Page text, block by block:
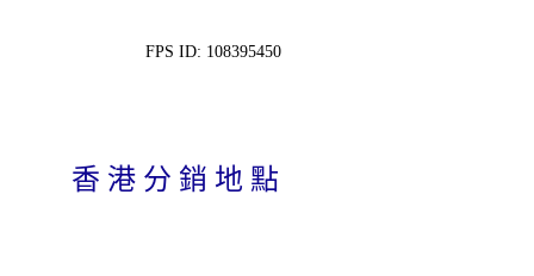
FPS ID: 108395450
香 港 分 銷 地 點